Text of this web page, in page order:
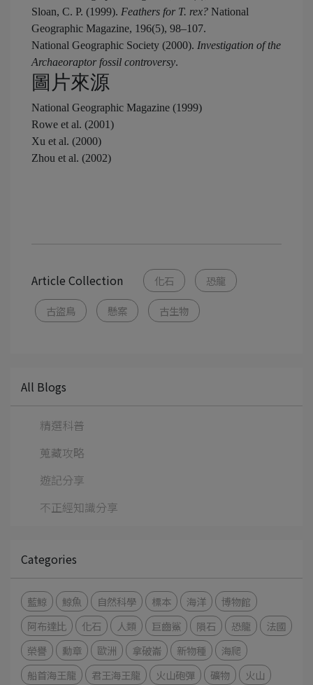
Sloan, C. P. (1999). Feathers for T. rex? National
Geographic Magazine, 196(5), 98–107.
National Geographic Society (2000). Investigation of the
Archaeoraptor fossil controversy.
圖片來源
National Geographic Magazine (1999)
Rowe et al. (2001)
Xu et al. (2000)
Zhou et al. (2002)
Article Collection 化石 恐龍
古盜鳥 懸案 古生物
All Blogs
精選科普
蒐藏攻略
遊記分享
不正經知識分享
Categories
藍鯨 鯨魚 自然科學 標本 海洋
博物館
阿布達比
化石 人類 巨齒鯊 隕石 恐龍
法國
榮譽
勳章 歐洲 拿破崙 新物種
海爬
船首海王龍
君王海王龍 火山砲彈 礦物
火山